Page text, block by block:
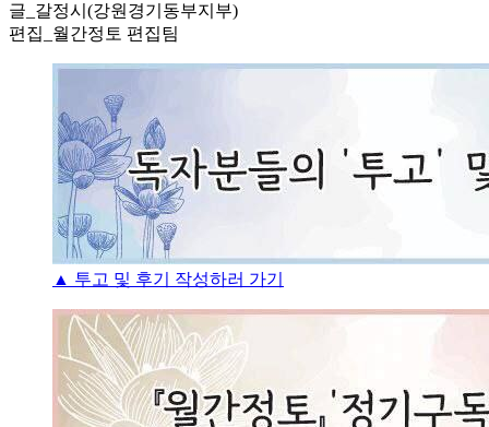
글_갈정시(강원경기동부지부)
편집_월간정토 편집팀
▲ 투고 및 후기 작성하러 가기